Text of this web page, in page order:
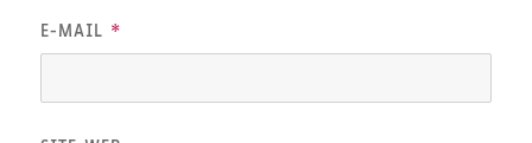
E-MAIL *